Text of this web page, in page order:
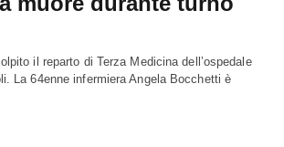
il reparto di Terza Medicina dell’ospedale
La 64enne infermiera Angela Bocchetti è